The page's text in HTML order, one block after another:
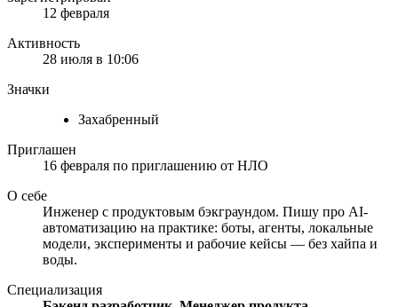
12 февраля
Активность
28 июля в 10:06
Значки
Захабренный
Приглашен
16 февраля по приглашению от НЛО
О себе
Инженер с продуктовым бэкграундом. Пишу про AI-
автоматизацию на практике: боты, агенты, локальные
модели, эксперименты и рабочие кейсы — без хайпа и
воды.
Специализация